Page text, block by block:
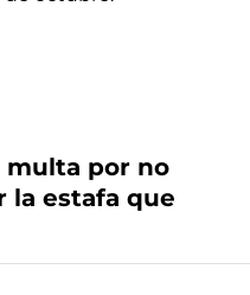
multa por no
la estafa que